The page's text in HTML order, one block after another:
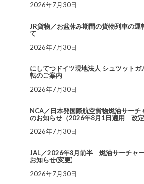
2026年7月30日
JR貨物／お盆休み期間の貨物列車の運
て
2026年7月30日
にしてつドイツ現地法人 シュツットガ
転のご案内
2026年7月30日
NCA／日本発国際航空貨物燃油サーチ
のお知らせ（2026年8月1日適用 改定
2026年7月30日
JAL／2026年8月前半 燃油サーチャ
お知らせ(変更)
2026年7月30日